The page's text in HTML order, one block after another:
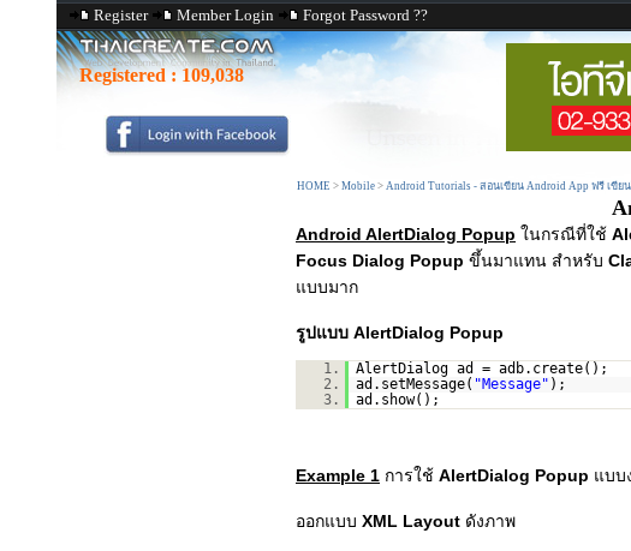
Register Member Login Forgot Password ??
Registered : 109,038
HOME > Mobile > Android Tutorials - สอนเขียน Android App ฟรี เขีย
Android AlertDialog Popup ในกรณีที่ใช้
Focus Dialog Popup ขึ้นมาแทน สำหรับ
แบบมาก
รูปแบบ AlertDialog Popup
1.
AlertDialog ad = adb.create();
2.
ad.setMessage( "Message" );
3.
ad.show();
Example 1 การใช้ AlertDialog Popup แบบ
ออกแบบ XML Layout ดังภาพ